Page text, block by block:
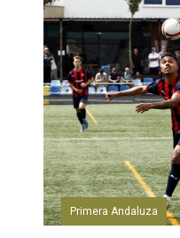
Primera Andaluza